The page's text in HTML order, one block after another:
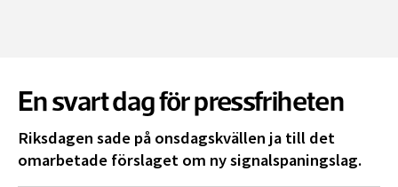
En svart dag för pressfriheten
Riksdagen sade på onsdagskvällen ja till det
omarbetade förslaget om ny signalspaningslag.